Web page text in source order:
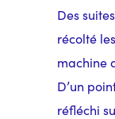
Des
récolté
machine
D’un
réfléchi